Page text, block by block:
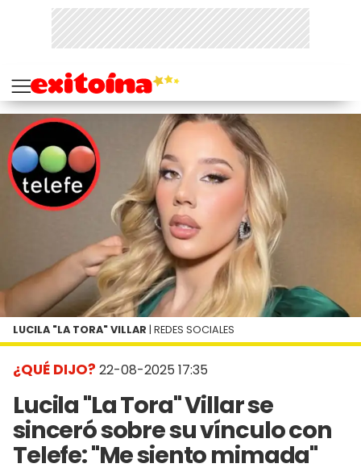
¿QUÉ DIJO? 22-08-2025 17:35
Lucila "La Tora" Villar se
sinceró sobre su vínculo con
Telefe: "Me siento mimada"
LUCILA "LA TORA" VILLAR | REDES SOCIALES